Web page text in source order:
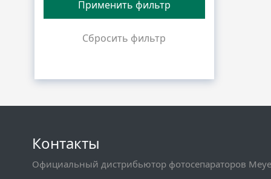
Контакты
Официальный дистрибьютор фотосепараторов